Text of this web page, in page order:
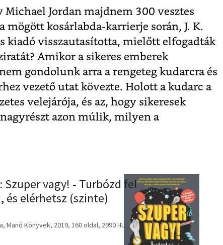
Jordan majdnem 300 vesztes
mögött kosárlabda-karrierje során, J. K.
kiadó visszautasította, mielőtt elfogadták
Amikor a sikeres emberek
gondolunk arra a rengeteg kudarcra és
vezető utat kövezte. Holott a kudarc a
velejárója, és az, hogy sikeresek
azon múlik, milyen a
Szuper vagy! - Turbózd fel
és elérhetsz (szinte)
Könyvek, 2019, 160 oldal, 2990 HUF